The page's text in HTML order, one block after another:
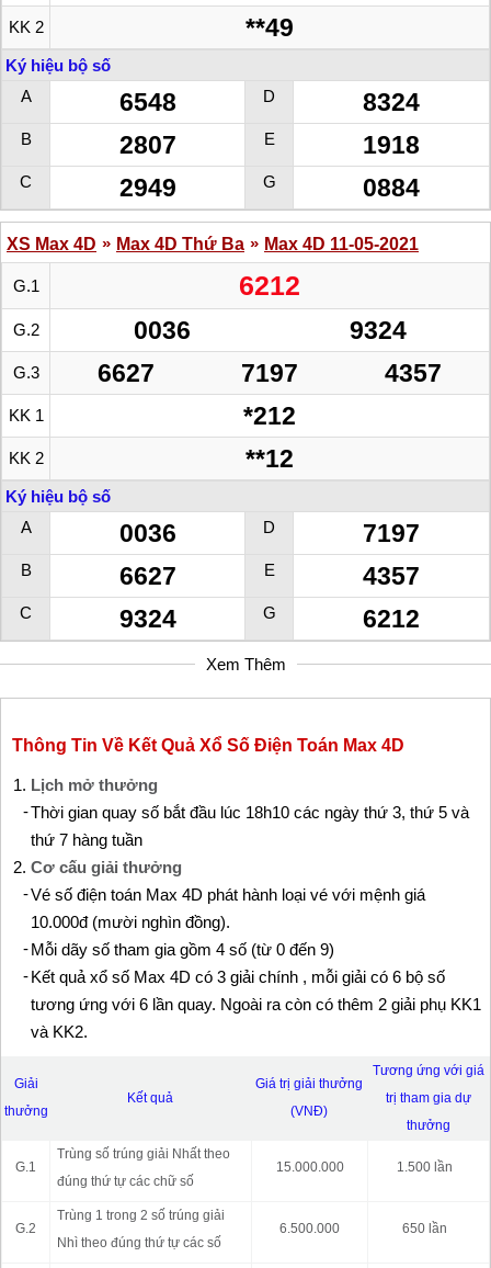
KK 2 **49
Ký hiệu bộ số
A
6548 D 8324
B 2807 E 1918
C 2949 G 0884
XS Max 4D » Max 4D Thứ Ba » Max 4D 11-05-2021
G.1 6212
G.2 0036 9324
G.3 6627 7197 4357
KK 1 *212
KK 2 **12
Ký hiệu bộ số
A
0036 D 7197
B 6627 E 4357
C 9324 G 6212
Xem Thêm
Thông Tin Về Kết Quả Xổ Số Điện Toán Max 4D
Lịch mở thưởng
Thời gian quay số bắt đầu lúc 18h10 các ngày thứ 3, thứ 5 và
thứ 7 hàng tuần
Cơ cấu giải thưởng
Vé số điện toán Max 4D phát hành loại vé với mệnh giá
10.000đ (mười nghìn đồng).
Mỗi dãy số tham gia gồm 4 số (từ 0 đến 9)
Kết quả xổ số Max 4D có 3 giải chính , mỗi giải có 6 bộ số
tương ứng với 6 lần quay. Ngoài ra còn có thêm 2 giải phụ KK1
và KK2.
Giải
thưởng
Kết quả
Giá trị giải thưởng
(VNĐ)
Tương ứng với giá
trị tham gia dự
thưởng
G.1
Trùng số trúng giải Nhất theo
đúng thứ tự các chữ số
15.000.000 1.500 lần
G.2
Trùng 1 trong 2 số trúng giải
Nhì theo đúng thứ tự các số
6.500.000 650 lần